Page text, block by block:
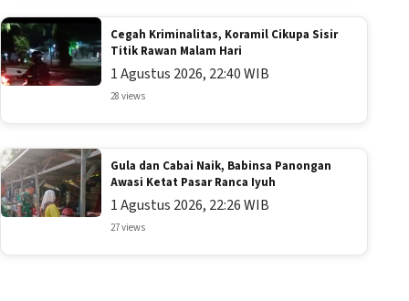
Cegah Kriminalitas, Koramil Cikupa Sisir
Titik Rawan Malam Hari
1 Agustus 2026, 22:40 WIB
28 views
Gula dan Cabai Naik, Babinsa Panongan
Awasi Ketat Pasar Ranca Iyuh
1 Agustus 2026, 22:26 WIB
27 views